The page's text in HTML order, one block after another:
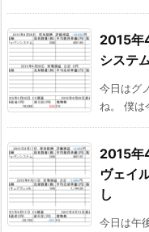
2015年
システ
今日はグ
ね。 僕は
2015年
ヴェイ
し
今日は午